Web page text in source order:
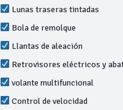
Lunas traseras tintadas
Bola de remolque
Llantas de aleación
Retrovisores eléctricos y
volante multifuncional
Control de velocidad